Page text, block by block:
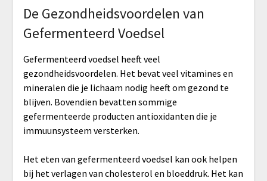
De Gezondheidsvoordelen van
Gefermenteerd Voedsel
Gefermenteerd voedsel heeft veel
gezondheidsvoordelen. Het bevat veel vitamines en
mineralen die je lichaam nodig heeft om gezond te
blijven. Bovendien bevatten sommige
gefermenteerde producten antioxidanten die je
immuunsysteem versterken.
Het eten van gefermenteerd voedsel kan ook helpen
bij het verlagen van cholesterol en bloeddruk. Het kan